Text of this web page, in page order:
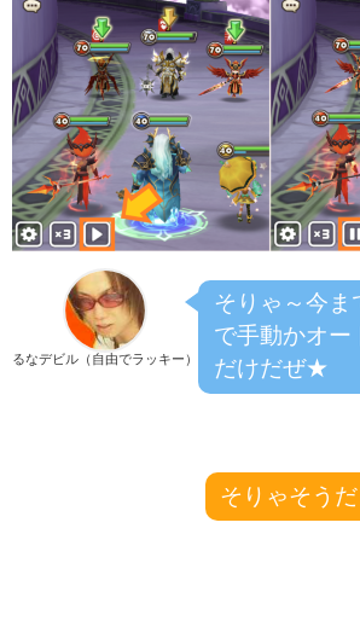
るなデビル（自由でラッキー）
そりゃ～今ま
で手動かオー
だけだぜ★
そりゃそうだ